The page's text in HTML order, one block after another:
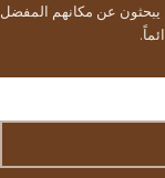
يبحثون عن مكانهم المفضل